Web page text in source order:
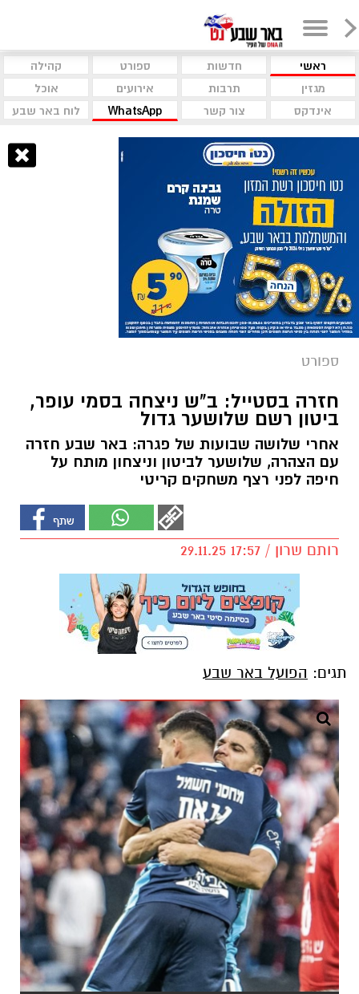
ראשי חדשות ספורט
קהילה
מגזין
תרבות אירועים
אוכל
אינדקס
צור קשר WhatsApp לוח באר שבע
ספורט
חזרה בסטייל: ב"ש ניצחה בסמי עופר,
ביטון רשם שלושער גדול
אחרי שלושה שבועות של פגרה: באר שבע חזרה
עם הצהרה, שלושער לביטון וניצחון מותח על
חיפה לפני רצף משחקים קריטי
רותם שרון / 17:57 29.11.25
תגים: הפועל באר שבע